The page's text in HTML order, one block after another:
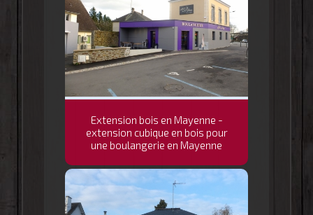
Extension bois en Mayenne -
extension cubique en bois pour
une boulangerie en Mayenne